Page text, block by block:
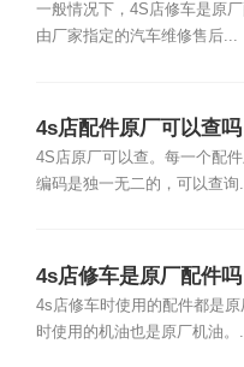
一般情况下，4S店修车是原
由厂家指定的汽车维修售后...
4s店配件原厂可以查吗
4S店原厂可以查。每一个配
编码是独一无二的，可以查询
4s店修车是原厂配件吗
4s店修车时使用的配件都是
时使用的机油也是原厂机油。